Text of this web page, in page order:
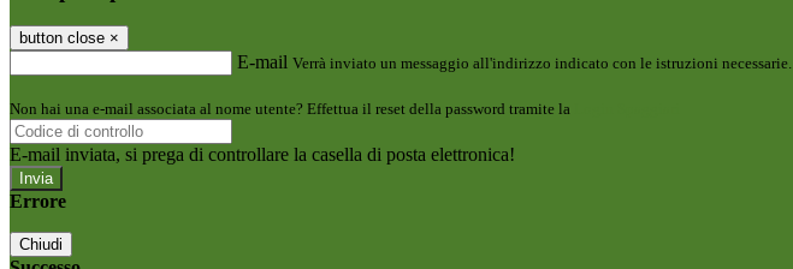
button close ×
E-mail Verrà inviato un messaggio all'indirizzo indicato con le istruzioni necessarie.
Non hai una e-mail associata al nome utente? Effettua il reset della password tramite la
E-mail inviata, si prega di controllare la casella di posta elettronica!
Errore
Chiudi